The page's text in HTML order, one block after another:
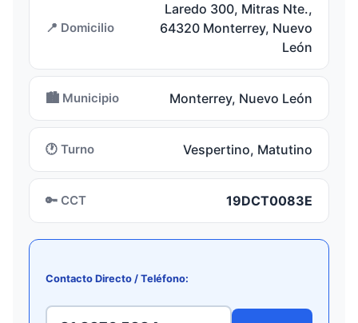
📍 Domicilio
Laredo 300, Mitras Nte.,
64320 Monterrey, Nuevo
León
🏙️ Municipio Monterrey, Nuevo León
🕐 Turno Vespertino, Matutino
🔑 CCT 19DCT0083E
Contacto Directo / Teléfono: